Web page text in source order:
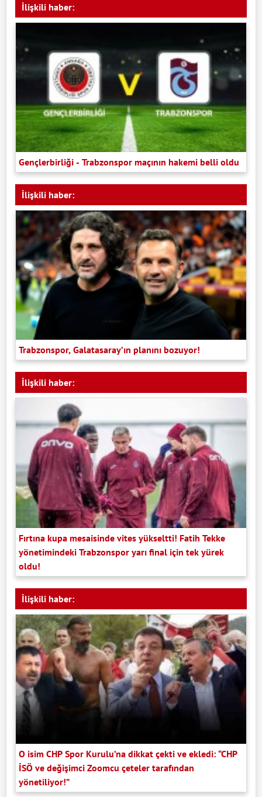
İlişkili haber:
Gençlerbirliği - Trabzonspor maçının hakemi belli oldu
İlişkili haber:
Trabzonspor, Galatasaray’ın planını bozuyor!
İlişkili haber:
Fırtına kupa mesaisinde vites yükseltti! Fatih Tekke
yönetimindeki Trabzonspor yarı final için tek yürek
oldu!
İlişkili haber:
O isim CHP Spor Kurulu’na dikkat çekti ve ekledi: “CHP
İSÖ ve değişimci Zoomcu çeteler tarafından
yönetiliyor!”